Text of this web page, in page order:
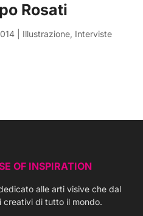
Rosati
Illustrazione, Interviste
OF INSPIRATION
alle arti visive che dal
di tutto il mondo.